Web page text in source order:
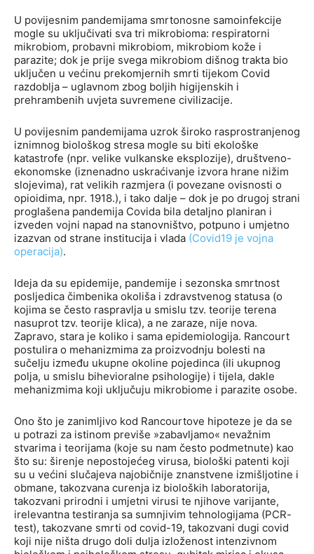
U povijesnim pandemijama smrtonosne samoinfekcije
mogle su uključivati sva tri mikrobioma: respiratorni
mikrobiom, probavni mikrobiom, mikrobiom kože i
parazite; dok je prije svega mikrobiom dišnog trakta bio
uključen u većinu prekomjernih smrti tijekom Covid
razdoblja – uglavnom zbog boljih higijenskih i
prehrambenih uvjeta suvremene civilizacije.
U povijesnim pandemijama uzrok široko rasprostranjenog
iznimnog biološkog stresa mogle su biti ekološke
katastrofe (npr. velike vulkanske eksplozije), društveno-
ekonomske (iznenadno uskraćivanje izvora hrane nižim
slojevima), rat velikih razmjera (i povezane ovisnosti o
opioidima, npr. 1918.), i tako dalje – dok je po drugoj strani
proglašena pandemija Covida bila detaljno planiran i
izveden vojni napad na stanovništvo, potpuno i umjetno
izazvan od strane institucija i vlada (Covid19 je vojna
operacija).
Ideja da su epidemije, pandemije i sezonska smrtnost
posljedica čimbenika okoliša i zdravstvenog statusa (o
kojima se često raspravlja u smislu tzv. teorije terena
nasuprot tzv. teorije klica), a ne zaraze, nije nova.
Zapravo, stara je koliko i sama epidemiologija. Rancourt
postulira o mehanizmima za proizvodnju bolesti na
sučelju između ukupne okoline pojedinca (ili ukupnog
polja, u smislu bihevioralne psihologije) i tijela, dakle
mehanizmima koji uključuju mikrobiome i parazite osobe.
Ono što je zanimljivo kod Rancourtove hipoteze je da se
u potrazi za istinom previše »zabavljamo« nevažnim
stvarima i teorijama (koje su nam često podmetnute) kao
što su: širenje nepostojećeg virusa, biološki patenti koji
su u većini slučajeva najobičnije znanstvene izmišljotine i
obmane, takozvana curenja iz bioloških laboratorija,
takozvani prirodni i umjetni virusi te njihove varijante,
irelevantna testiranja sa sumnjivim tehnologijama (PCR-
test), takozvane smrti od covid-19, takozvani dugi covid
koji nije ništa drugo doli dulja izloženost intenzivnom